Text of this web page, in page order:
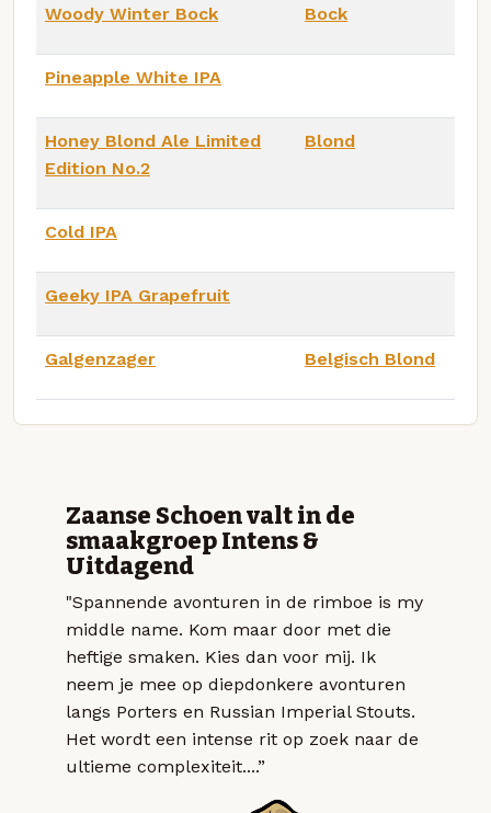
Woody Winter Bock Bock
Pineapple White IPA
Honey Blond Ale Limited
Edition No.2
Blond
Cold IPA
Geeky IPA Grapefruit
Galgenzager Belgisch Blond
Zaanse Schoen valt in de
smaakgroep Intens &
Uitdagend
"Spannende avonturen in de rimboe is my
middle name. Kom maar door met die
heftige smaken. Kies dan voor mij. Ik
neem je mee op diepdonkere avonturen
langs Porters en Russian Imperial Stouts.
Het wordt een intense rit op zoek naar de
ultieme complexiteit....”